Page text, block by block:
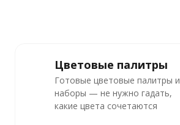
Цветовые палитры
Готовые цветовые палитры и
наборы — не нужно гадать,
какие цвета сочетаются